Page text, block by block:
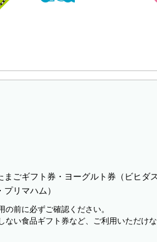
ごギフト券・ヨーグルト券（ビヒ
リマハム）
前に必ずご確認ください。
い食品ギフト券など、ご利用いただけ